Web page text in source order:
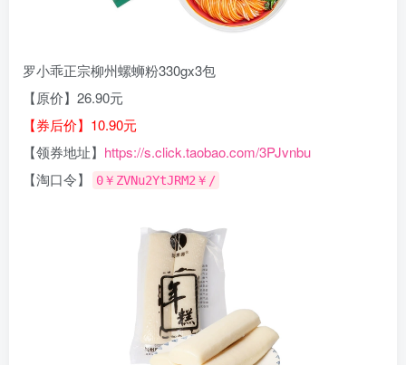
罗小乖正宗柳州螺蛳粉330gx3包
【原价】26.90元
【券后价】10.90元
【领券地址】 https://s.click.taobao.com/3PJvnbu
【淘口令】
0￥ZVNu2YtJRM2￥/